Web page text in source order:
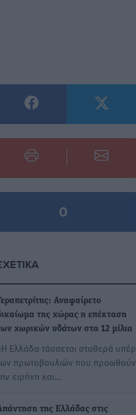
0
Αναφαίρετο
της χώρας η επέκταση
χωρικών υδάτων στα 12 μίλια
Ελλάδα τάσσεται σταθερά υπέρ
πρωτοβουλιών που προωθούν
ειρήνη και…
της Ελλάδας στις